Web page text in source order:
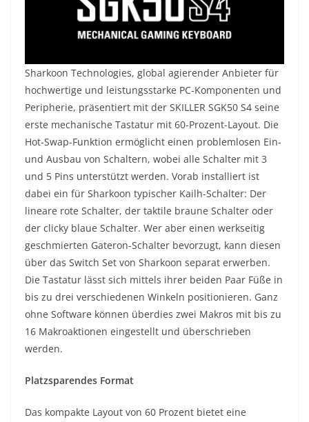
Sharkoon Technologies, global agierender Anbieter für
hochwertige und leistungsstarke PC-Komponenten und
Peripherie, präsentiert mit der SKILLER SGK50 S4 seine
erste mechanische Tastatur mit 60-Prozent-Layout. Die
Hot-Swap-Funktion ermöglicht einen problemlosen Ein-
und Ausbau von Schaltern, wobei alle Schalter mit 3
und 5 Pins unterstützt werden. Vorab installiert ist
dabei ein für Sharkoon typischer Kailh-Schalter: Der
lineare rote Schalter, der taktile braune Schalter oder
der clicky blaue Schalter. Wer aber einen werkseitig
geschmierten Gateron-Schalter bevorzugt, kann diesen
über das Switch Set von Sharkoon separat erwerben.
Die Tastatur lässt sich mittels ihrer beiden Paar Füße in
bis zu drei verschiedenen Winkeln positionieren. Ganz
ohne Software können überdies zwei Makros mit bis zu
16 Makroaktionen eingestellt und überschrieben
werden.
Platzsparendes Format
Das kompakte Layout von 60 Prozent bietet eine